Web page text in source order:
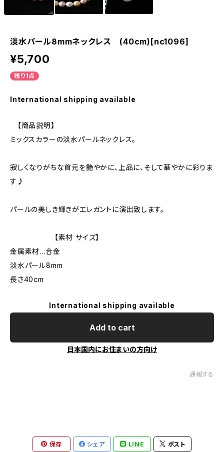
淡水パール8mmネックレス (40cm)[nc1096]
¥5,700
残り1点
International shipping available
【商品説明】
ミックスカラーの淡水パールネックレス。
寂しくなりがちな首元を艶やかに、上品に、そして華やかに彩りま
す♪
パールの美しき輝きがエレガントに演出致します。
【素材 サイズ】
金属素材…合金
淡水パール8mm
長さ40cm
International shipping available
Add to cart
日本国内にお住まいの方向け
通報する
保存 シェア LINE ポスト